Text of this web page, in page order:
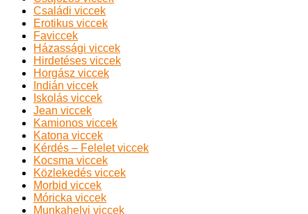
Családi viccek
Erotikus viccek
Faviccek
Házassági viccek
Hirdetéses viccek
Horgász viccek
Indián viccek
Iskolás viccek
Jean viccek
Kamionos viccek
Katona viccek
Kérdés – Felelet viccek
Kocsma viccek
Közlekedés viccek
Morbid viccek
Móricka viccek
Munkahelyi viccek